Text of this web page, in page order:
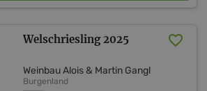
Welschriesling 2025
Weinbau Alois & Martin Gangl
Burgenland